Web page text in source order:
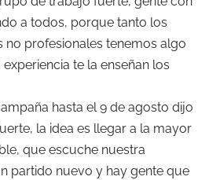
a todos, porque tanto los
no profesionales tenemos algo
te la enseñan los
hasta el 9 de agosto dijo
la idea es llegar a la mayor
que escuche nuestra
partido nuevo y hay gente que